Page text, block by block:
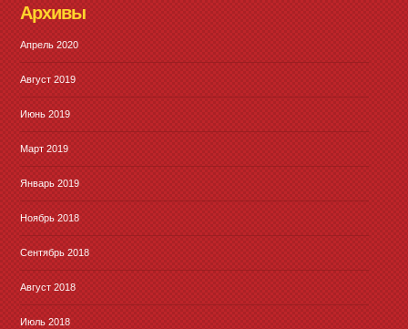
Архивы
Апрель 2020
Август 2019
Июнь 2019
Март 2019
Январь 2019
Ноябрь 2018
Сентябрь 2018
Август 2018
Июль 2018